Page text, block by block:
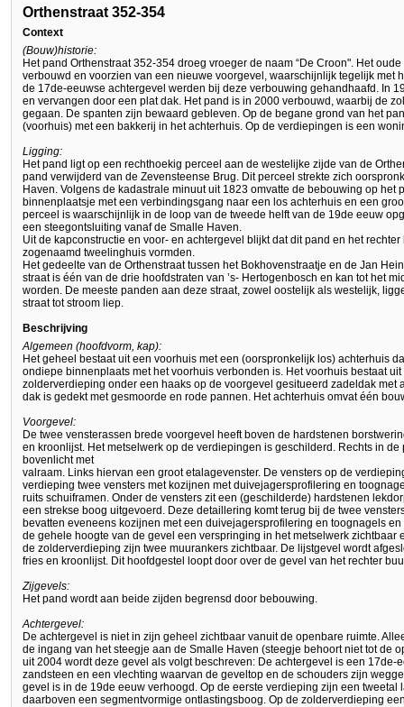
Orthenstraat 352-354
Context
(Bouw)historie:
Het pand Orthenstraat 352-354 droeg vroeger de naam “De Croon". Het
verbouwd en voorzien van een nieuwe voorgevel, waarschijnlijk tegelijk met
de 17de-eeuwse achtergevel werden bij deze verbouwing gehandhaafd. In
en vervangen door een plat dak. Het pand is in 2000 verbouwd, waarbij de
gegaan. De spanten zijn bewaard gebleven. Op de begane grond van het
(voorhuis) met een bakkerij in het achterhuis. Op de verdiepingen is een
Ligging:
Het pand ligt op een rechthoekig perceel aan de westelijke zijde van de
pand verwijderd van de Zevensteense Brug. Dit perceel strekte zich
Haven. Volgens de kadastrale minuut uit 1823 omvatte de bebouwing op het
binnenplaatsje met een verbindingsgang naar een los achterhuis en een
perceel is waarschijnlijk in de loop van de tweede helft van de 19de eeuw
een steegontsluiting vanaf de Smalle Haven.
Uit de kapconstructie en voor- en achtergevel blijkt dat dit pand en het
zogenaamd tweelinghuis vormden.
Het gedeelte van de Orthenstraat tussen het Bokhovenstraatje en de Jan
straat is één van de drie hoofdstraten van ’s- Hertogenbosch en kan tot het
worden. De meeste panden aan deze straat, zowel oostelijk als westelijk,
straat tot stroom liep.
Beschrijving
Algemeen (hoofdvorm, kap):
Het geheel bestaat uit een voorhuis met een (oorspronkelijk los) achterhuis
ondiepe binnenplaats met het voorhuis verbonden is. Het voorhuis bestaat
zolderverdieping onder een haaks op de voorgevel gesitueerd zadeldak met
dak is gedekt met gesmoorde en rode pannen. Het achterhuis omvat één
Voorgevel:
De twee vensterassen brede voorgevel heeft boven de hardstenen
en kroonlijst. Het metselwerk op de verdiepingen is geschilderd. Rechts in
bovenlicht met
valraam. Links hiervan een groot etalagevenster. De vensters op de
verdieping twee vensters met kozijnen met duivejagersprofilering en
ruits schuiframen. Onder de vensters zit een (geschilderde) hardstenen
een strekse boog uitgevoerd. Deze detaillering komt terug bij de twee
bevatten eveneens kozijnen met een duivejagersprofilering en toognagels
de gehele hoogte van de gevel een verspringing in het metselwerk zichtbaar
de zolderverdieping zijn twee muurankers zichtbaar. De lijstgevel wordt
fries en kroonlijst. Dit hoofdgestel loopt door over de gevel van het rechter
Zijgevels:
Het pand wordt aan beide zijden begrensd door bebouwing.
Achtergevel:
De achtergevel is niet in zijn geheel zichtbaar vanuit de openbare ruimte.
de ingang van het steegje aan de Smalle Haven (steegje behoort niet tot de
uit 2004 wordt deze gevel als volgt beschreven: De achtergevel is een 17de-
zandsteen en een vlechting waarvan de geveltop en de schouders zijn
gevel is in de 19de eeuw verhoogd. Op de eerste verdieping zijn een
daarboven een segmentvormige ontlastingsboog. Op de zolderverdieping